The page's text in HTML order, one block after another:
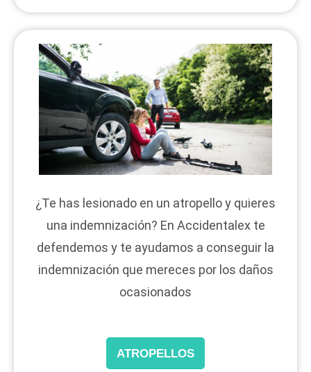
¿Te has lesionado en un atropello y quieres
una indemnización? En Accidentalex te
defendemos y te ayudamos a conseguir la
indemnización que mereces por los daños
ocasionados
ATROPELLOS